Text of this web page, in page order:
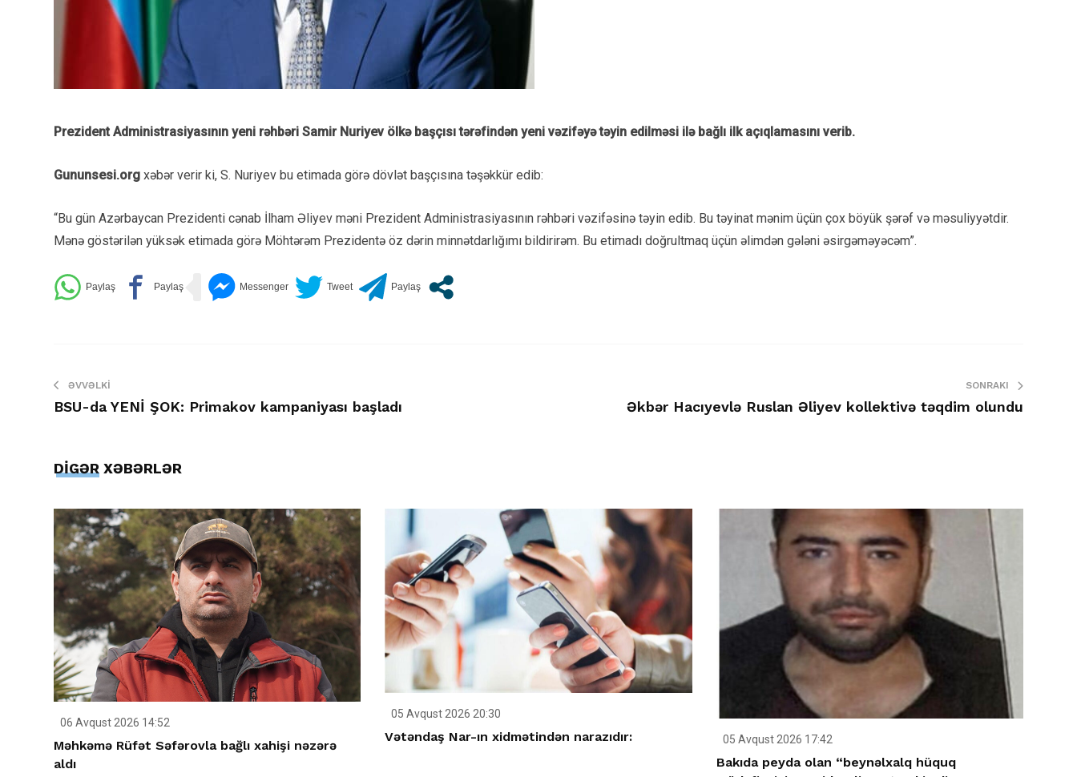
Prezident Administrasiyasının yeni rəhbəri Samir Nuriyev ölkə başçısı tərəfindən yeni vəzifəyə təyin edilməsi ilə bağlı ilk açıqlamasını verib.
Gununsesi.org xəbər verir ki, S. Nuriyev bu etimada görə dövlət başçısına təşəkkür edib:
“Bu gün Azərbaycan Prezidenti cənab İlham Əliyev məni Prezident Administrasiyasının rəhbəri vəzifəsinə təyin edib. Bu təyinat mənim üçün çox böyük şərəf və məsuliyyətdir.
Mənə göstərilən yüksək etimada görə Möhtərəm Prezidentə öz dərin minnətdarlığımı bildirirəm. Bu etimadı doğrultmaq üçün əlimdən gələni əsirgəməyəcəm”.
ƏVVƏLKI
BSU-da YENİ ŞOK: Primakov kampaniyası başladı
SONRAKI
Əkbər Hacıyevlə Ruslan Əliyev kollektivə təqdim olundu
DİGƏR XƏBƏRLƏR
06 Avqust 2026 14:52
Məhkəmə Rüfət Səfərovla bağlı xahişi nəzərə
aldı
05 Avqust 2026 20:30
Vətəndaş Nar-ın xidmətindən narazıdır: 05 Avqust 2026 17:42
Bakıda peyda olan “beynəlxalq hüquq